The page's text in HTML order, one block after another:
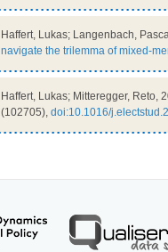
Haffert, Lukas; Langenbach,
navigate the trilemma of mixed-
Haffert, Lukas; Mitteregger, Reto,
(102705), doi:10.1016/